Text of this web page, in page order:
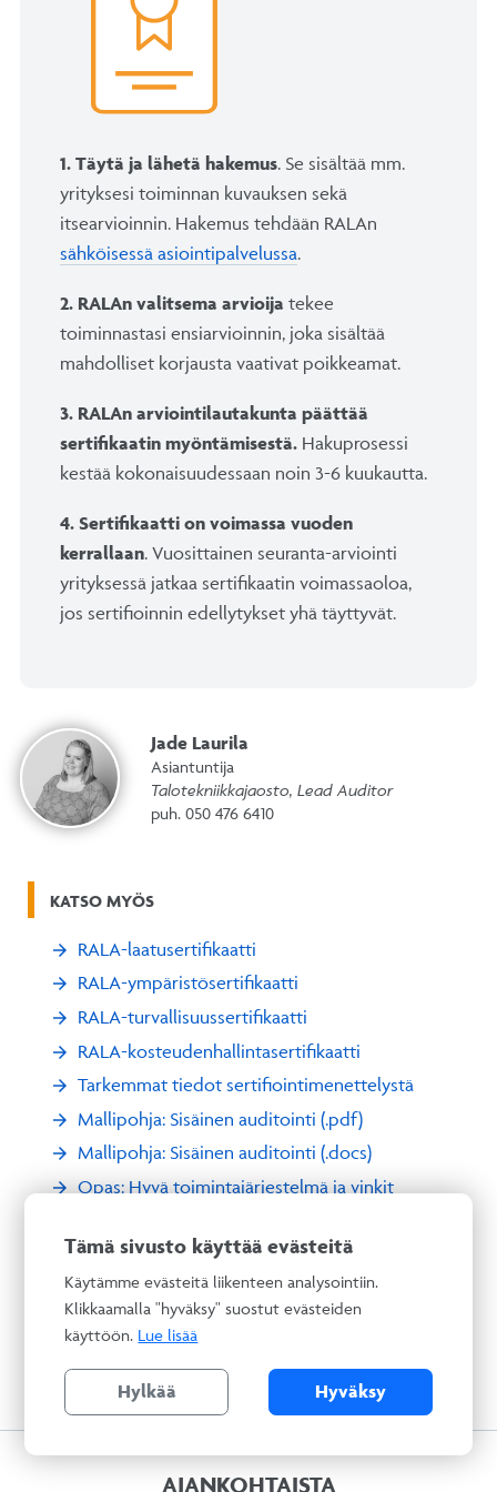
1. Täytä ja lähetä hakemus. Se sisältää mm.
yrityksesi toiminnan kuvauksen sekä
itsearvioinnin. Hakemus tehdään RALAn
sähköisessä asiointipalvelussa.
2. RALAn valitsema arvioija tekee
toiminnastasi ensiarvioinnin, joka sisältää
mahdolliset korjausta vaativat poikkeamat.
3. RALAn arviointilautakunta päättää
sertifikaatin myöntämisestä. Hakuprosessi
kestää kokonaisuudessaan noin 3-6 kuukautta.
4. Sertifikaatti on voimassa vuoden
kerrallaan. Vuosittainen seuranta-arviointi
yrityksessä jatkaa sertifikaatin voimassaoloa,
jos sertifioinnin edellytykset yhä täyttyvät.
Jade Laurila
Asiantuntija
Talotekniikkajaosto, Lead Auditor
puh. 050 476 6410
KATSO MYÖS
RALA-laatusertifikaatti
RALA-ympäristösertifikaatti
RALA-turvallisuussertifikaatti
RALA-kosteudenhallintasertifikaatti
Tarkemmat tiedot sertifiointimenettelystä
Mallipohja: Sisäinen auditointi (.pdf)
Mallipohja: Sisäinen auditointi (.docs)
Opas: Hyvä toimintajärjestelmä ja vinkit
Hinnasto
AJANKOHTAISTA
Tämä sivusto käyttää evästeitä
Käytämme evästeitä liikenteen analysointiin.
Klikkaamalla "hyväksy" suostut evästeiden
käyttöön. Lue lisää
Hylkää Hyväksy